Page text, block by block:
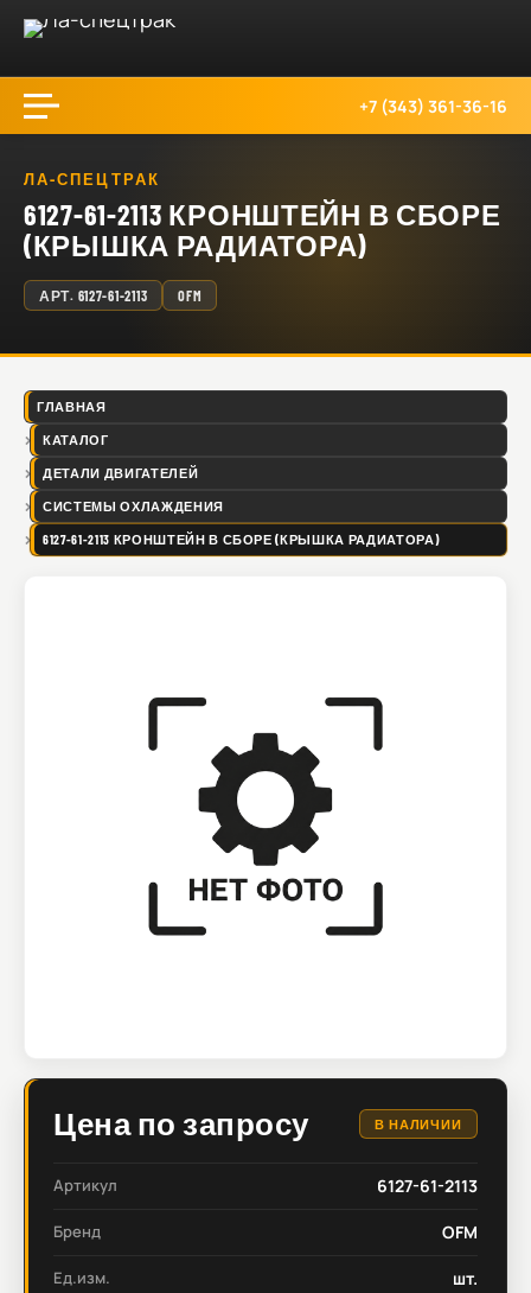
+7 (343) 361-36-16
ЛА-СПЕЦТРАК
6127-61-2113 КРОНШТЕЙН В СБОРЕ
(КРЫШКА РАДИАТОРА)
АРТ. 6127-61-2113 OFM
ГЛАВНАЯ
КАТАЛОГ
ДЕТАЛИ ДВИГАТЕЛЕЙ
СИСТЕМЫ ОХЛАЖДЕНИЯ
6127-61-2113 КРОНШТЕЙН В СБОРЕ (КРЫШКА РАДИАТОРА)
Цена по запросу В НАЛИЧИИ
Артикул 6127-61-2113
Бренд OFM
Ед.изм. шт.